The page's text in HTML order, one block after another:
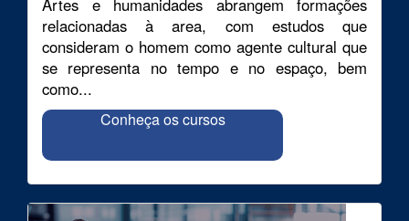
relacionadas à area, com estudos que
consideram o homem como agente cultural que
se representa no tempo e no espaço, bem
como...
Conheça os cursos